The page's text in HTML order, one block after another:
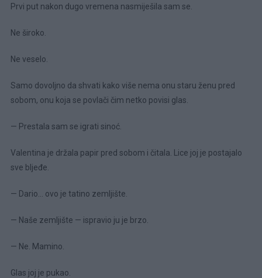
Prvi put nakon dugo vremena nasmiješila sam se.
Ne široko.
Ne veselo.
Samo dovoljno da shvati kako više nema onu staru ženu pred
sobom, onu koja se povlači čim netko povisi glas.
— Prestala sam se igrati sinoć.
Valentina je držala papir pred sobom i čitala. Lice joj je postajalo
sve bljeđe.
— Dario… ovo je tatino zemljište.
— Naše zemljište — ispravio ju je brzo.
— Ne. Mamino.
Glas joj je pukao.